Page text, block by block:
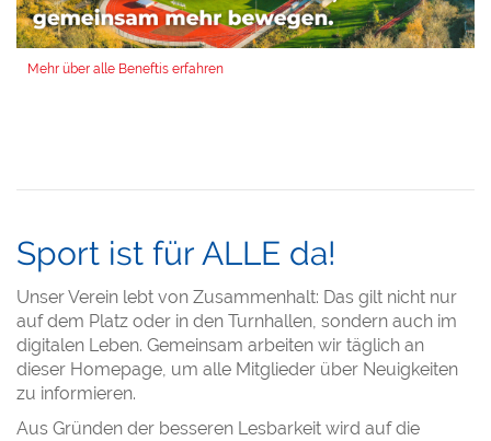
Mehr über alle Beneftis erfahren
Sport ist für ALLE da!
Unser Verein lebt von Zusammenhalt: Das gilt nicht nur
auf dem Platz oder in den Turnhallen, sondern auch im
digitalen Leben. Gemeinsam arbeiten wir täglich an
dieser Homepage, um alle Mitglieder über Neuigkeiten
zu informieren.
Aus Gründen der besseren Lesbarkeit wird auf die